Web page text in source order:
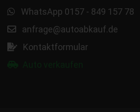
WhatsApp 0157 - 849 157 78
anfrage@autoabkauf.de
Kontaktformular